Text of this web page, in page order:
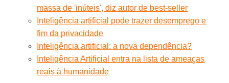
massa de 'inúteis', diz autor de best-seller
Inteligência artificial pode trazer desemprego e
fim da privacidade
Inteligência artificial: a nova dependência?
Inteligência Artificial entra na lista de ameaças
reais à humanidade